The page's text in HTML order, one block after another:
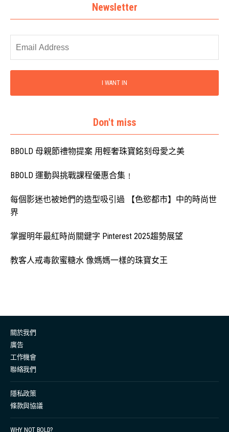
Newsletter
I WANT IN
Don't miss
BBOLD 母親節禮物提案 用輕奢珠寶銘刻母愛之美
BBOLD 運動與挑戰課程優惠合集﹗
每個影迷也被她們的造型吸引過 【色慾都市】中的時尚世
界
掌握明年最紅時尚關鍵字 Pinterest 2025趨勢展望
教客人戒毒飲蜜糖水 像媽媽一樣的珠寶女王
關於我們
廣告
工作機會
聯絡我們
隱私政策
條款與協議
WHY NOT BOLD?